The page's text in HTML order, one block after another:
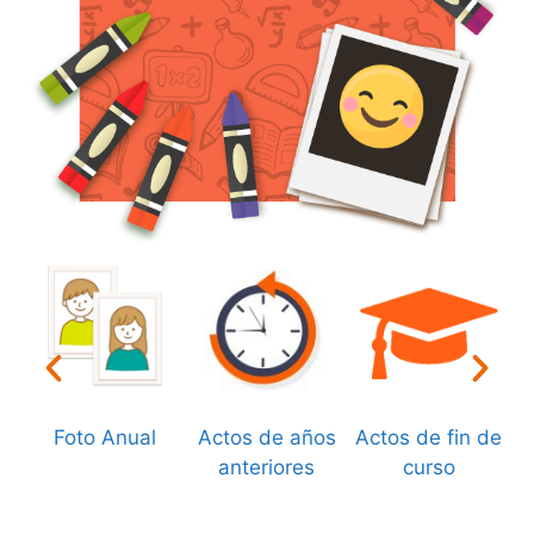
Foto Anual
Actos de años
anteriores
Actos de fin de
curso